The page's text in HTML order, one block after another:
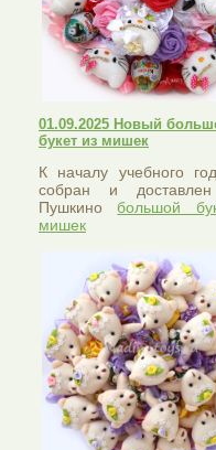
01.09.2025 Новый
букет из мишек
К началу учебного
собран и
Пушкинобольшой
мишек